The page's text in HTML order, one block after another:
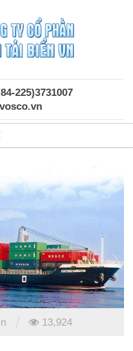
225)3731007
13,924